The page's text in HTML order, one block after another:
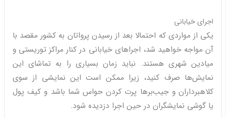
اجرای خیابانی
یکی از مواردی که احتمالا بعد از رسیدن پرواتان به کشور مقصد با
آن مواجه خواهید شد، اجراهای خیابانی در کنار مراکز توریستی و
میادین شهری هستند. نباید زمان بسیاری را به تماشای این
نمایش‌ها صرف کنید، زیرا ممکن است این نمایشی از سوی
کلاهبرداران و جیب‌برها پرت کردن حواس شما باشد و کیف پول
یا گوشی نمایشگران در حین اجرا دزدیده شود.